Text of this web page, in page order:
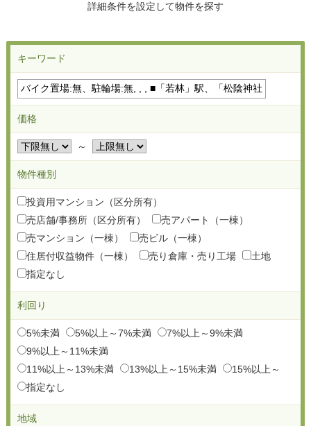
詳細条件を設定して物件を探す
キーワード
価格
～
物件種別
投資用マンション（区分所有）
売店舗/事務所（区分所有）
売アパート（一棟）
売マンション（一棟）
売ビル（一棟）
住居付収益物件（一棟）
売り倉庫・売り工場
土地
指定なし
利回り
5%未満 5%以上～7%未満
7%以上～9%未満
9%以上～11%未満
11%以上～13%未満
13%以上～15%未満
15%以上～
指定なし
地域